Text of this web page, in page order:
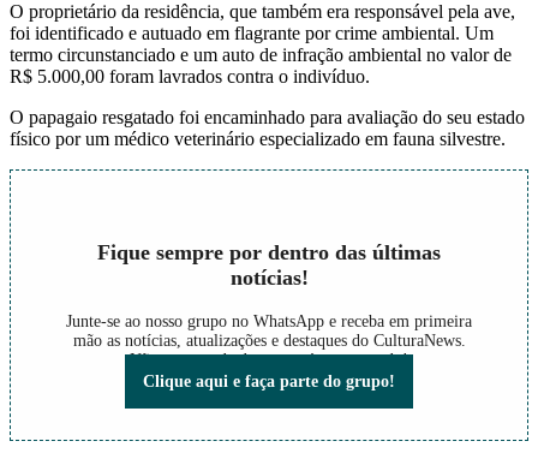
O proprietário da residência, que também era responsável pela ave,
foi identificado e autuado em flagrante por crime ambiental. Um
termo circunstanciado e um auto de infração ambiental no valor de
R$ 5.000,00 foram lavrados contra o indivíduo.
O papagaio resgatado foi encaminhado para avaliação do seu estado
físico por um médico veterinário especializado em fauna silvestre.
Fique sempre por dentro das últimas
notícias!
Junte-se ao nosso grupo no WhatsApp e receba em primeira
mão as notícias, atualizações e destaques do CulturaNews.
Não perca nada do que está acontecendo!
Clique aqui e faça parte do grupo!